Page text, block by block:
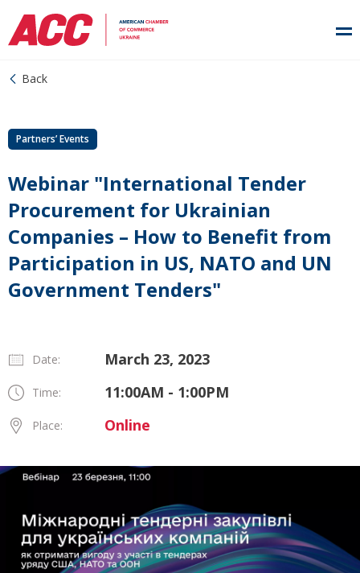
Back
Partners’ Events
Webinar "International Tender
Procurement for Ukrainian
Companies – How to Benefit from
Participation in US, NATO and UN
Government Tenders"
Date: March 23, 2023
Time: 11:00AM - 1:00PM
Place: Online